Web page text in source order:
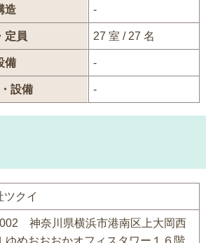
造 -
定員 27 室 / 27 名
備 -
設備 -
ツクイ
神奈川県横浜市港南区上大岡西
ゆめおおおかオフィスタワー１６階